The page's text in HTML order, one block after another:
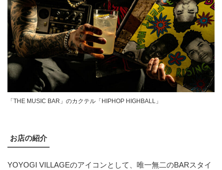
「THE MUSIC BAR」のカクテル「HIPHOP HIGHBALL」
お店の紹介
YOYOGI VILLAGEのアイコンとして、唯一無二のBARスタイ